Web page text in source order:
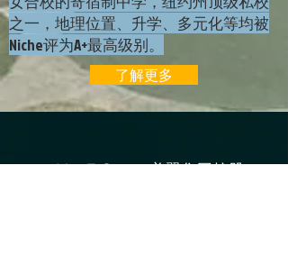
之一，地理位置、升学、多元化等均被
Niche评为A+最高级别。
了解更多
MayE Group 美翼集团控股